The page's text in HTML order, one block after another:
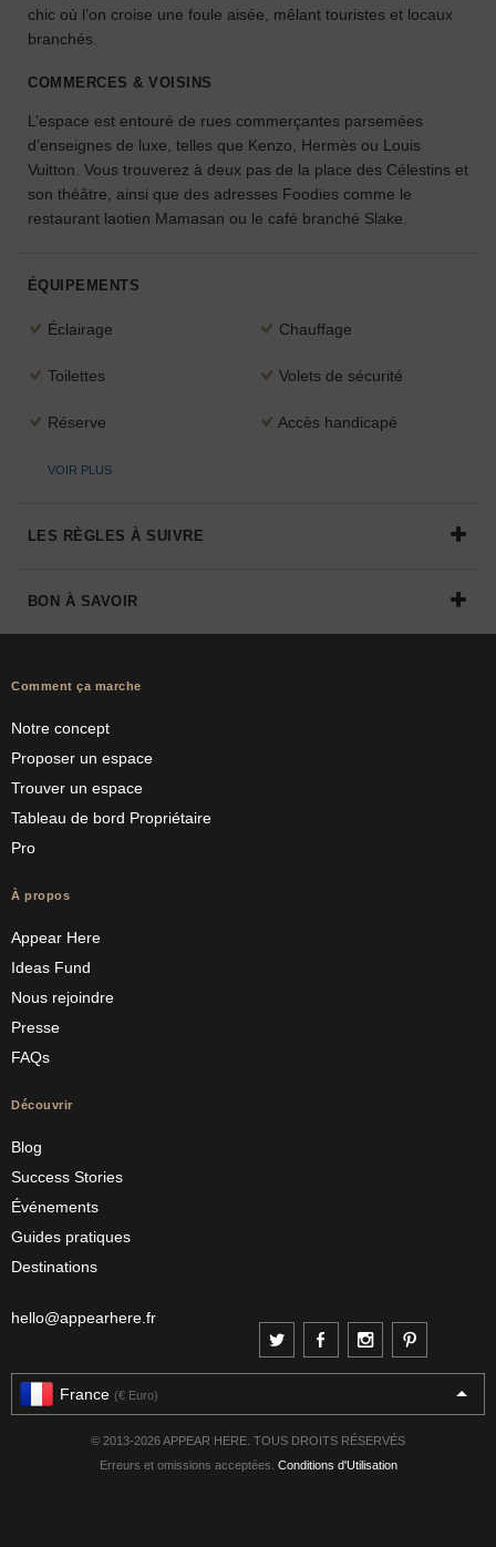
recherche
pour
l'espace
pour
votre
projet.
RECHERCHER
chic où l’on croise une foule aisée, mêlant touristes et locaux
branchés.
COMMERCES & VOISINS
L’espace est entouré de rues commerçantes parsemées
d’enseignes de luxe, telles que Kenzo, Hermès ou Louis
Vuitton. Vous trouverez à deux pas de la place des Célestins et
son théâtre, ainsi que des adresses Foodies comme le
restaurant laotien Mamasan ou le café branché Slake.
ÉQUIPEMENTS
Éclairage Chauffage
Toilettes Volets de sécurité
Réserve Accès handicapé
VOIR PLUS
LES RÈGLES À SUIVRE
BON À SAVOIR
Comment ça marche
Notre concept
Proposer un espace
Trouver un espace
Tableau de bord Propriétaire
Pro
À propos
Appear Here
Ideas Fund
Nous rejoindre
Presse
FAQs
Découvrir
Blog
Success Stories
Événements
Guides pratiques
Destinations
hello@appearhere.fr
France (€ Euro)
© 2013-2026 APPEAR HERE. TOUS DROITS RÉSERVÉS
Erreurs et omissions acceptées. Conditions d'Utilisation